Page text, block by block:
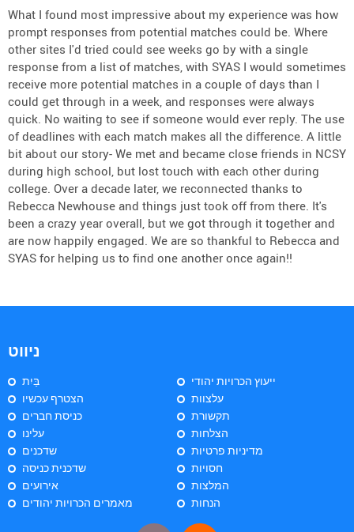
What I found most impressive about my experience was how
prompt responses from potential matches could be. Where
other sites I'd tried could see weeks go by with a single
response from a list of matches, with SYAS I would sometimes
receive more potential matches in a couple of days than I
could get through in a week, and responses were always
quick. No waiting to see if someone would ever reply. The use
of deadlines with each match makes all the difference. A little
bit about our story- We met and became close friends in NCSY
during high school, but lost touch with each other during
college. Over a decade later, we reconnected thanks to
Rebecca Newhouse and things just took off from there. It's
been a crazy year overall, but we got through it together and
are now happily engaged. We are so thankful to Rebecca and
SYAS for helping us to find one another once again!!
ניווט
בַּיִת
הצטרף עכשיו
כניסת חברים
עלינו
שדכנים
שדכנית כניסה
אירועים
מאמרים הכרויות יהודים
ייעוץ הכרויות יהודי
עלצוות
תקשורת
הצלחות
מדיניות פרטיות
חסויות
המלצות
הנחות